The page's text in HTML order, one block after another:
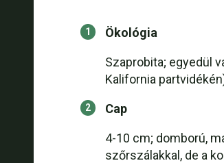
Ökológia
Szaprobita; egyedül
Kalifornia
Cap
4-10 cm; domború,
szőrszálakkal, de a